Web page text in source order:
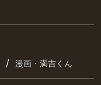
/ 漫画・満吉くん